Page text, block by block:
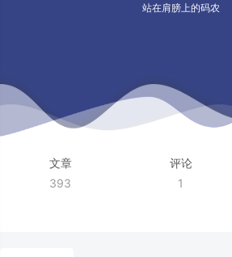
站在肩膀上的码农
文章
393
评论
1